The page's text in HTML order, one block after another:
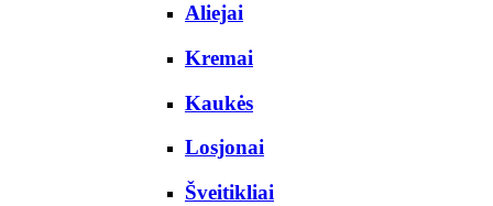
Aliejai
Kremai
Kaukės
Losjonai
Šveitikliai